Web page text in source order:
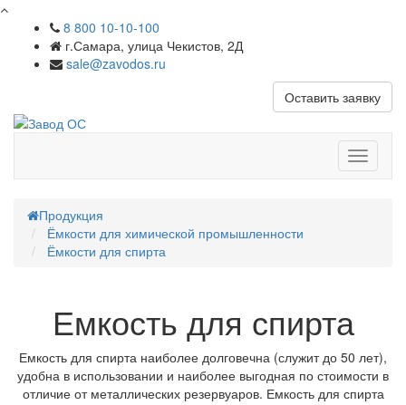
8 800 10-10-100
г.Самара, улица Чекистов, 2Д
sale@zavodos.ru
Оставить заявку
меню
Продукция
Ёмкости для химической промышленности
Ёмкости для спирта
Емкость для спирта
Емкость для спирта наиболее долговечна (служит до 50 лет),
удобна в использовании и наиболее выгодная по стоимости в
отличие от металлических резервуаров. Емкость для спирта